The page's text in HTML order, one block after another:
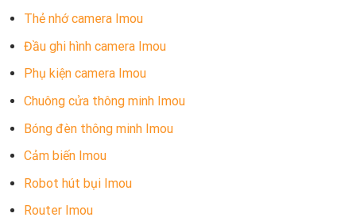
Thẻ nhớ camera Imou
Đầu ghi hình camera Imou
Phụ kiện camera Imou
Chuông cửa thông minh Imou
Bóng đèn thông minh Imou
Cảm biến Imou
Robot hút bụi Imou
Router Imou